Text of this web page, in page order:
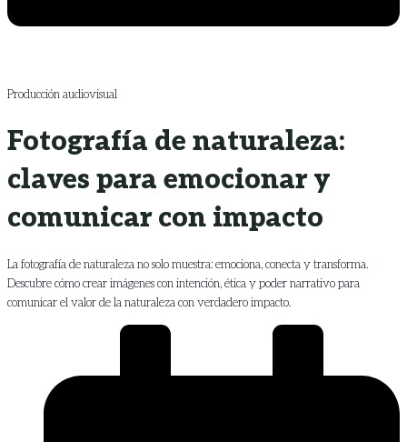
Producción audiovisual
Fotografía de naturaleza:
claves para emocionar y
comunicar con impacto
La fotografía de naturaleza no solo muestra: emociona, conecta y transforma.
Descubre cómo crear imágenes con intención, ética y poder narrativo para
comunicar el valor de la naturaleza con verdadero impacto.